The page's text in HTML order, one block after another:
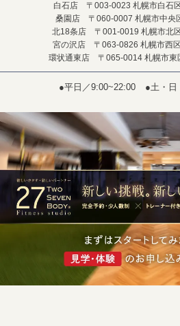
白石店 〒003-0023 札幌市白石
桑園店 〒060-0007 札幌市中央
北18条店 〒001-0019 札幌市北
宮の沢店 〒063-0826 札幌市西
環状通東店 〒065-0014 札幌市東
●平日／9:00~22:00 ●土・日